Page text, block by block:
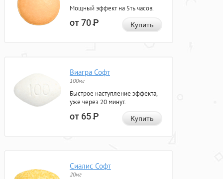
Мощный эффект на 5ть часов.
от 70Р Купить
Виагра Софт
100мг
Быстрое наступление эффекта,
уже через 20 минут.
от 65Р Купить
Сиалис Софт
20мг